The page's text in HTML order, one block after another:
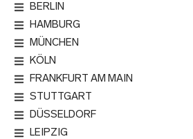
BERLIN
HAMBURG
MÜNCHEN
KÖLN
FRANKFURT AM MAIN
STUTTGART
DÜSSELDORF
LEIPZIG